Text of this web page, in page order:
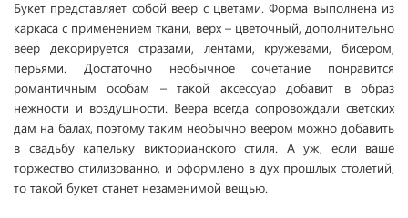
Букет представляет собой веер с цветами. Форма выполнена из
каркаса с применением ткани, верх – цветочный, дополнительно
веер декорируется стразами, лентами, кружевами, бисером,
перьями. Достаточно необычное сочетание понравится
романтичным особам – такой аксессуар добавит в образ
нежности и воздушности. Веера всегда сопровождали светских
дам на балах, поэтому таким необычно веером можно добавить
в свадьбу капельку викторианского стиля. А уж, если ваше
торжество стилизованно, и оформлено в дух прошлых столетий,
то такой букет станет незаменимой вещью.